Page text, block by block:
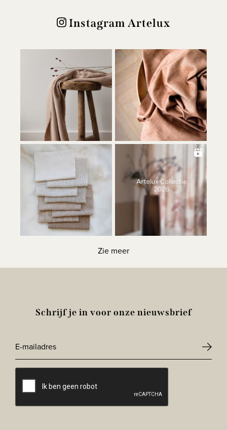
Instagram Artelux
Zie meer
Schrijf je in voor onze nieuwsbrief
mailadres